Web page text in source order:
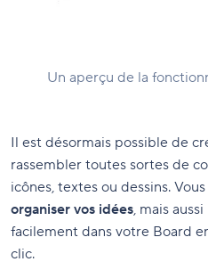
Un aperçu de la
Il est désormais possible de
rassembler toutes sortes de
icônes, textes ou dessins.
organiser vos idées, mais
facilement dans votre Board
clic.